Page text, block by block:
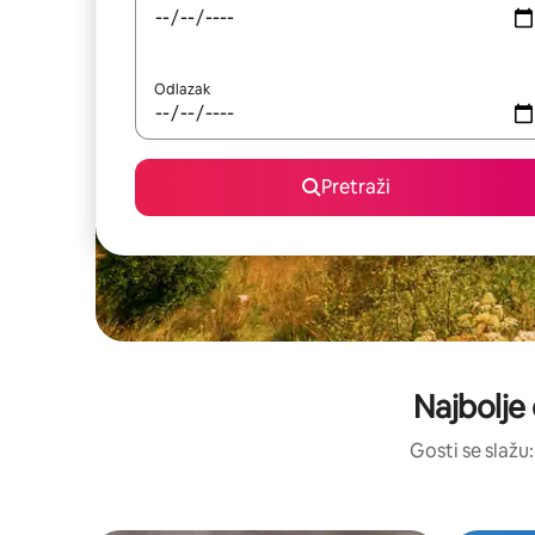
Odlazak
Pretraži
Gosti se